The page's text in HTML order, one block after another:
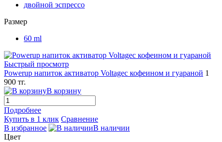
двойной эспрессо
Размер
60 ml
Быстрый просмотр
Powerup напиток активатор Voltageс кофеином и гуараной 1
900 тг.
В корзину
Подробнее
Купить в 1 клик Сравнение
В избранное
В наличии
Цвет